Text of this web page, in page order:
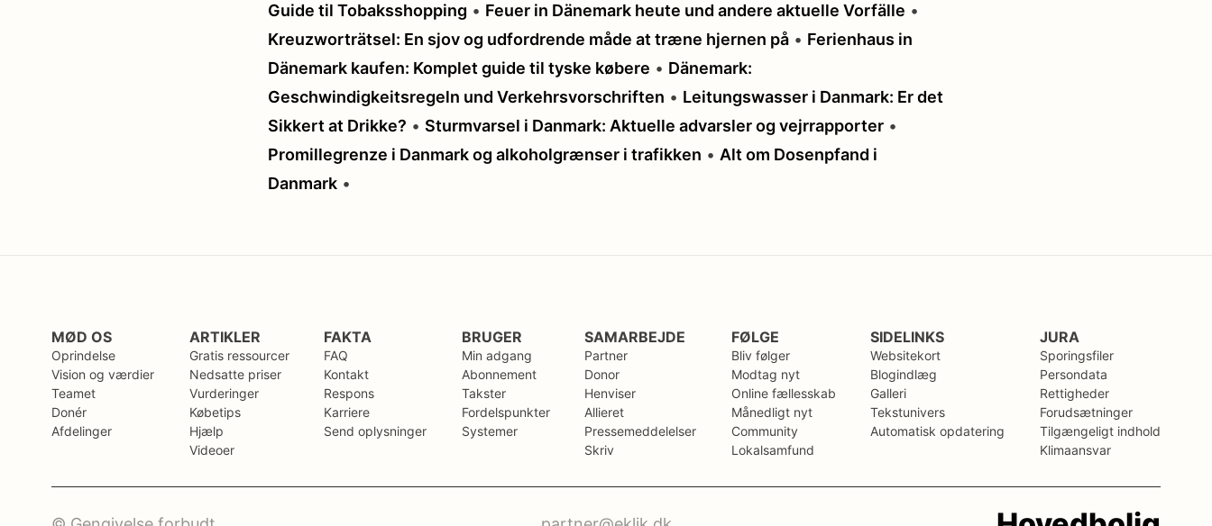
Guide til Tobaksshopping • Feuer in Dänemark heute und andere aktuelle Vorfälle •
Kreuzworträtsel: En sjov og udfordrende måde at træne hjernen på • Ferienhaus in
Dänemark kaufen: Komplet guide til tyske købere • Dänemark:
Geschwindigkeitsregeln und Verkehrsvorschriften • Leitungswasser i Danmark: Er det
Sikkert at Drikke? • Sturmvarsel i Danmark: Aktuelle advarsler og vejrrapporter •
Promillegrenze i Danmark og alkoholgrænser i trafikken • Alt om Dosenpfand i
Danmark •
MØD OS
Oprindelse
Vision og værdier
Teamet
Donér
Afdelinger
ARTIKLER
Gratis ressourcer
Nedsatte priser
Vurderinger
Købetips
Hjælp
Videoer
FAKTA
FAQ
Kontakt
Respons
Karriere
Send oplysninger
BRUGER
Min adgang
Abonnement
Takster
Fordelspunkter
Systemer
SAMARBEJDE
Partner
Donor
Henviser
Allieret
Pressemeddelelser
Skriv
FØLGE
Bliv følger
Modtag nyt
Online fællesskab
Månedligt nyt
Community
Lokalsamfund
SIDELINKS
Websitekort
Blogindlæg
Galleri
Tekstunivers
Automatisk opdatering
JURA
Sporingsfiler
Persondata
Rettigheder
Forudsætninger
Tilgængeligt indhold
Klimaansvar